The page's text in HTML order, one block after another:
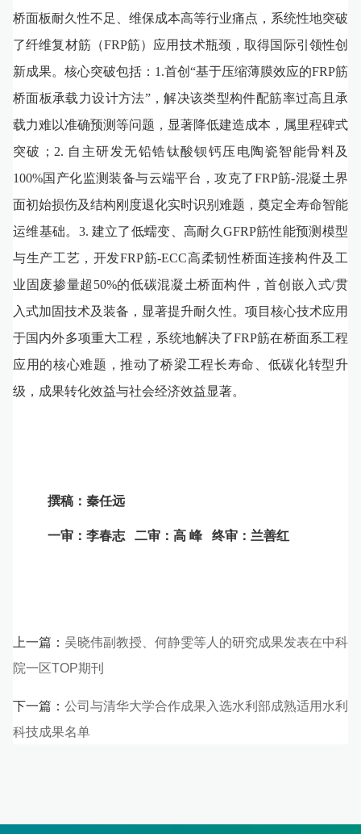
桥面板耐久性不足、维保成本高等行业痛点，系统性地突破
了纤维复材筋（FRP筋）应用技术瓶颈，取得国际引领性创
新成果。核心突破包括：1.首创“基于压缩薄膜效应的FRP筋
桥面板承载力设计方法”，解决该类型构件配筋率过高且承
载力难以准确预测等问题，显著降低建造成本，属里程碑式
突破；2. 自主研发无铅锆钛酸钡钙压电陶瓷智能骨料及
100%国产化监测装备与云端平台，攻克了FRP筋-混凝土界
面初始损伤及结构刚度退化实时识别难题，奠定全寿命智能
运维基础。3. 建立了低蠕变、高耐久GFRP筋性能预测模型
与生产工艺，开发FRP筋-ECC高柔韧性桥面连接构件及工
业固废掺量超50%的低碳混凝土桥面构件，首创嵌入式/贯
入式加固技术及装备，显著提升耐久性。项目核心技术应用
于国内外多项重大工程，系统地解决了FRP筋在桥面系工程
应用的核心难题，推动了桥梁工程长寿命、低碳化转型升
级，成果转化效益与社会经济效益显著。
撰稿：秦任远
一审：李春志 二审：高 峰 终审：兰善红
上一篇： 吴晓伟副教授、何静雯等人的研究成果发表在中科
院一区TOP期刊
下一篇： 公司与清华大学合作成果入选水利部成熟适用水利
科技成果名单